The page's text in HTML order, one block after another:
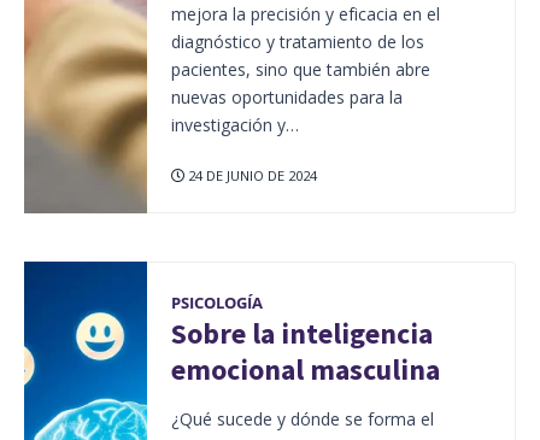
mejora la precisión y eficacia en el
diagnóstico y tratamiento de los
pacientes, sino que también abre
nuevas oportunidades para la
investigación y…
24 DE JUNIO DE 2024
PSICOLOGÍA
Sobre la inteligencia
emocional masculina
¿Qué sucede y dónde se forma el